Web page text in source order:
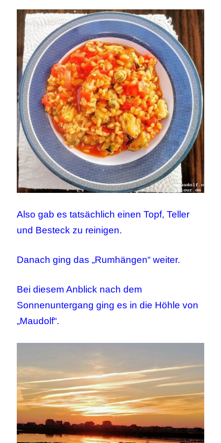
Also gab es tatsächlich einen Topf, Teller
und Besteck zu reinigen.
Danach ging das „Rumhängen“ weiter.
Bei diesem Anblick nach dem
Sonnenuntergang ging es in die Höhle von
„Maudolf“.